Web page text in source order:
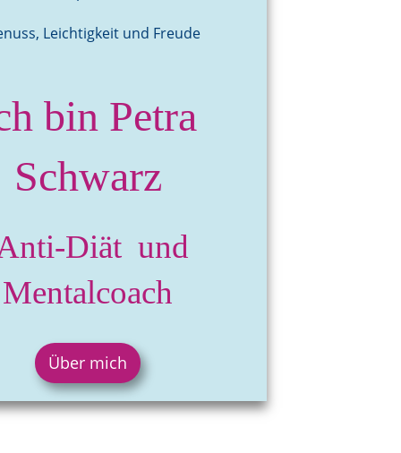
Leichtigkeit und Freude
bin Petra
Schwarz
Diät und
Mentalcoach
Über mich